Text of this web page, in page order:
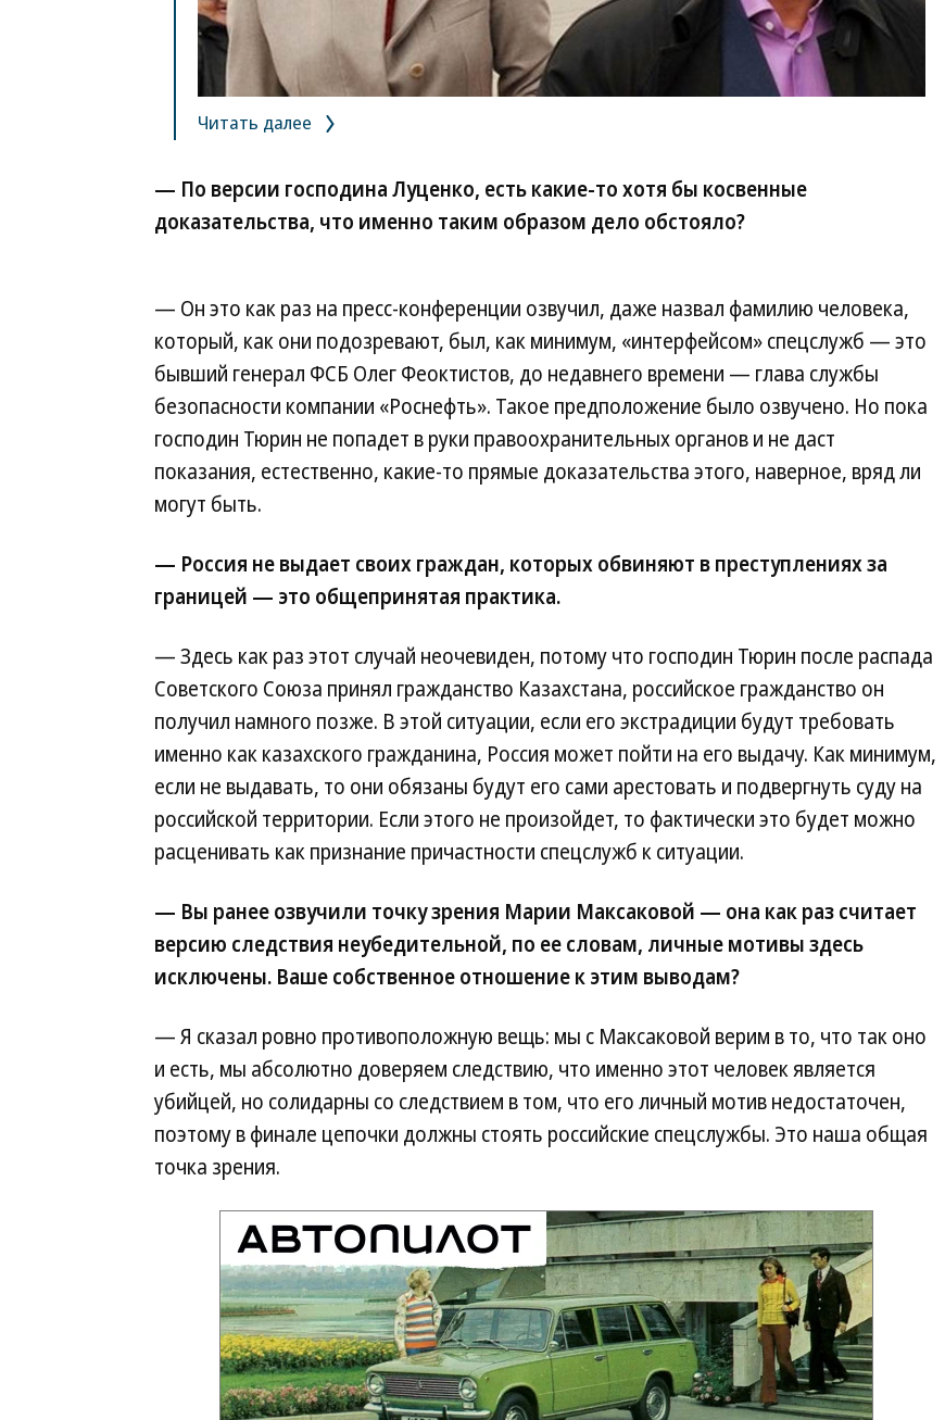
Читать далее
— По версии господина Луценко, есть какие-то хотя бы косвенные
доказательства, что именно таким образом дело обстояло?
— Он это как раз на пресс-конференции озвучил, даже назвал фамилию человека,
который, как они подозревают, был, как минимум, «интерфейсом» спецслужб — это
бывший генерал ФСБ Олег Феоктистов, до недавнего времени — глава службы
безопасности компании «Роснефть». Такое предположение было озвучено. Но пока
господин Тюрин не попадет в руки правоохранительных органов и не даст
показания, естественно, какие-то прямые доказательства этого, наверное, вряд ли
могут быть.
— Россия не выдает своих граждан, которых обвиняют в преступлениях за
границей — это общепринятая практика.
— Здесь как раз этот случай неочевиден, потому что господин Тюрин после распада
Советского Союза принял гражданство Казахстана, российское гражданство он
получил намного позже. В этой ситуации, если его экстрадиции будут требовать
именно как казахского гражданина, Россия может пойти на его выдачу. Как минимум,
если не выдавать, то они обязаны будут его сами арестовать и подвергнуть суду на
российской территории. Если этого не произойдет, то фактически это будет можно
расценивать как признание причастности спецслужб к ситуации.
— Вы ранее озвучили точку зрения Марии Максаковой — она как раз считает
версию следствия неубедительной, по ее словам, личные мотивы здесь
исключены. Ваше собственное отношение к этим выводам?
— Я сказал ровно противоположную вещь: мы с Максаковой верим в то, что так оно
и есть, мы абсолютно доверяем следствию, что именно этот человек является
убийцей, но солидарны со следствием в том, что его личный мотив недостаточен,
поэтому в финале цепочки должны стоять российские спецслужбы. Это наша общая
точка зрения.